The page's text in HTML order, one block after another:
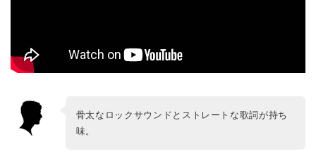
骨太なロックサウンドとストレートな歌詞が持ち
味。